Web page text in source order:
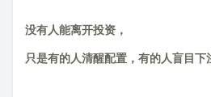
没有人能离开投资，
只是有的人清醒配置，有的人盲目下